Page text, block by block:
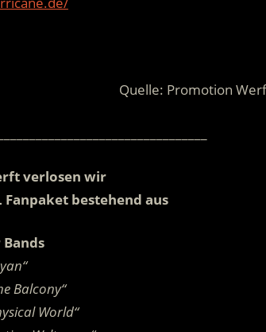
Quelle: Promotion
verlosen wir
Fanpaket bestehend aus
Balcony“
World“